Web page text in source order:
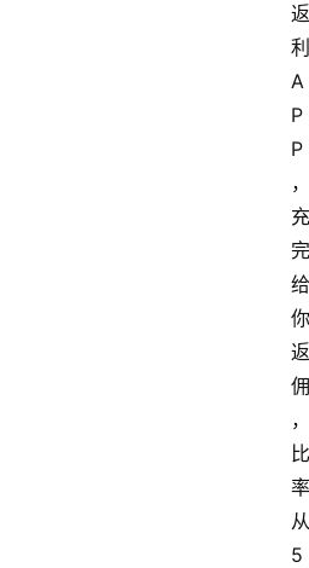
返
利
A
P
P
，
充
完
给
你
返
佣
，
比
率
从
5